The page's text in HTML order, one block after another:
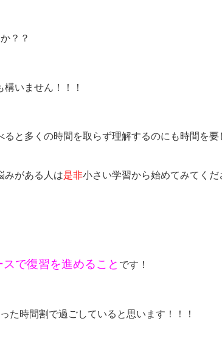
？？
構いません！！！
と多くの時間を取らず理解するのにも時間を要
みがある人は是非小さい学習から始めてみてくだ
で復習を進めること です！
た時間割で過ごしていると思います！！！